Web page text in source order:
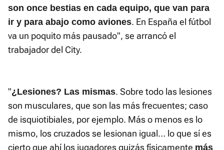
son once bestias en cada equipo, que van para
ir y para abajo como aviones. En España el fútbol
va un poquito más pausado", se arrancó el
trabajador del City.
"¿Lesiones? Las mismas. Sobre todo las lesiones
son musculares, que son las más frecuentes; caso
de isquiotibiales, por ejemplo. Más o menos es lo
mismo, los cruzados se lesionan igual… lo que sí es
cierto que ahí los jugadores quizás físicamente más